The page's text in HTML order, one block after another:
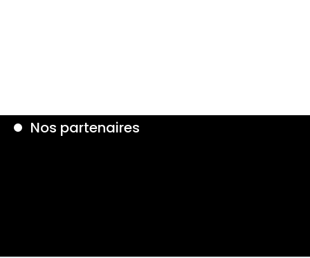
Nos partenaires